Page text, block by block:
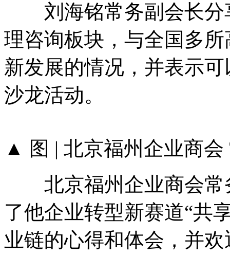
刘海铭常务副会长分
理咨询板块，与全国多
新发展的情况，并表示
沙龙活动。
▲ 图 | 北京福州企业商
北京福州企业商会常
了他企业转型新赛道“共
业链的心得和体会，并